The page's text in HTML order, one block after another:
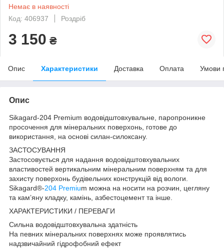
Немає в наявності
Код: 406937
Роздріб
3 150 ₴
Опис Характеристики Доставка Оплата Умови
Опис
Sikagard-204 Premium водовідштовхувальне, паропроникне
просочення для мінеральних поверхонь, готове до
використання, на основі силан-силоксану.
ЗАСТОСУВАННЯ
Застосовується для надання водовідштовхувальних
властивостей вертикальним мінеральним поверхням та для
захисту поверхонь будівельних конструкцій від вологи.
Sikagard®-204 Premium можна на носити на розчин, цегляну
та кам’яну кладку, камінь, азбестоцемент та інше.
ХАРАКТЕРИСТИКИ / ПЕРЕВАГИ
Сильна водовідштовхувальна здатність
На певних мінеральних поверхнях може проявлятись
надзвичайний гідрофобний ефект